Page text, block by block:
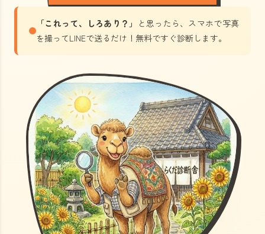
「これって、しろあり？」
と思ったら、スマホで写真
を撮ってLINEで送るだけ！無料ですぐ診断します。